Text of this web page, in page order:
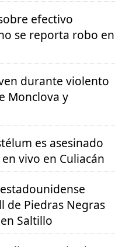
efectivo
se reporta robo en
durante violento
Monclova y
es asesinado
vivo en Culiacán
de Piedras Negras
Saltillo